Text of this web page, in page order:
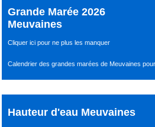
Grande Marée 2026
Meuvaines
Cliquer ici pour ne plus les manquer
Calendrier des grandes marées de Meuvaines pour
Hauteur d'eau Meuvaines